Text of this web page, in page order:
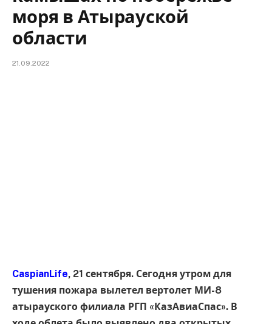
моря в Атырауской
области
21.09.2022
CaspianLife, 21 сентября. Сегодня утром для
тушения пожара вылетел вертолет МИ-8
атырауского филиала РГП «КазАвиаСпас». В